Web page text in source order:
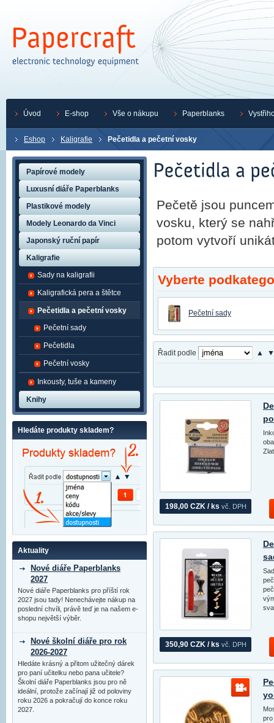
Eshop Kaligrafie Pečetidla a pečetní vosky
Pečetě jsou
vosku, který se
potom vytvoří
Vyberte
Pečetní sady
Řadit podle ▲
198,00 CZK / ks vč. DPH
350,90 CZK / ks vč. DPH
Papírové modely
Luxusní diáře Paperblanks
Plastikové modely
Modely Leonardo da Vinci
Japonský ruční papír
Kaligrafie
Sady na kaligrafii
Kaligrafická pera a štětce
Pečetidla a pečetní vosky
Pečetní sady
Pečetidla
Pečetní vosky
Inkousty, tuše a kameny
Knihy
Hledáte produkty skladem?
Aktuality
Nové diáře Paperblanks
2027
Nové diáře Paperblanks pro příští rok
2027 jsou tady! Nenechávejte nákup na
poslední chvíli, právě teď je na našem e-
shopu největší výběr.
Nové školní diáře pro rok
2026-2027
Hledáte krásný a přitom užitečný dárek
pro paní učitelku nebo pana učitele?
Školní diáře Paperblanks jsou pro ně
ideální, protože začínají již od poloviny
roku 2026 a pokračují do konce roku
2027.
Úvod E-shop Vše o nákupu Paperblanks